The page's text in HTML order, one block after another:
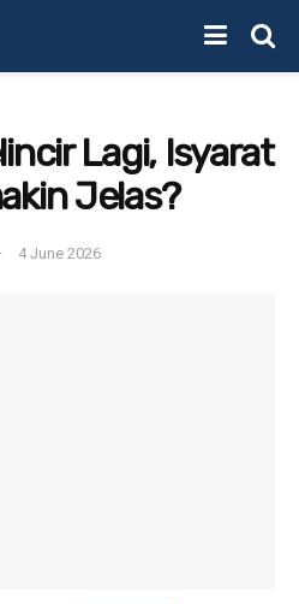
Lagi, Isyarat
Jelas?
4 June 2026